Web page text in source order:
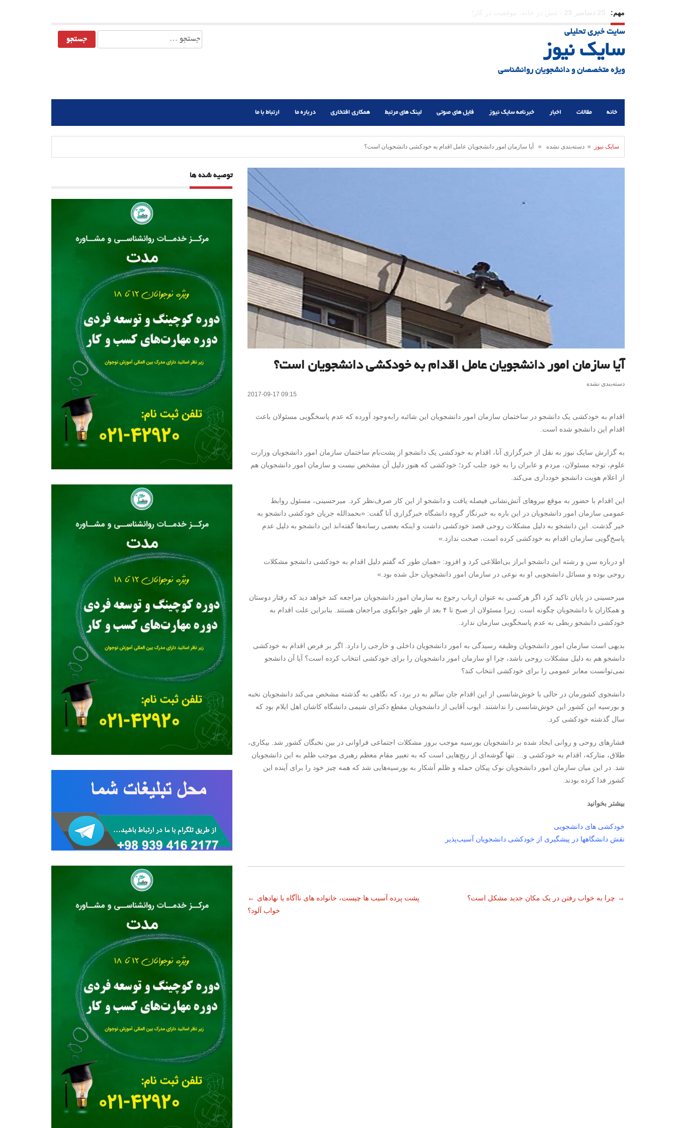
مهم:
21 دسامبر 25
سایت خبری تحلیلی
سایک نیوز
ویژه متخصصان و دانشجویان روانشناسی
جستجو
برای:
خانه مقالات اخبار خبرنامه سایک نیوز فایل های صوتی لینک های مرتبط همکاری افتخاری درباره ما ارتباط با ما
سایک نیوز » دسته‌بندی نشده » آیا سازمان امور دانشجویان عامل اقدام به خودکشی دانشجویان است؟
آیا سازمان امور دانشجویان عامل اقدام به خودکشی دانشجویان است؟
دسته‌بندی نشده
2017-09-17 09:15
اقدام به خودکشی یک دانشجو در ساختمان سازمان امور دانشجویان این شائبه رابه‌وجود آورده که عدم پاسخگویی مسئولان باعث
اقدام این دانشجو شده‌ است.
به گزارش سایک نیوز به نقل از خبرگزاری آنا، اقدام به خودکشی یک دانشجو از پشت‌بام ساختمان سازمان امور دانشجویان وزارت
علوم، توجه مسئولان، مردم و عابران را به خود جلب کرد؛ خودکشی که هنوز دلیل آن مشخص نیست و سازمان امور دانشجویان هم
از اعلام هویت دانشجو خودداری می‌کند.
این اقدام با حضور به موقع نیروهای آتش‌نشانی فیصله یافت و دانشجو از این کار صرف‌نظر کرد. میرحسینی، مسئول روابط
عمومی سازمان امور دانشجویان در این باره به خبرنگار گروه دانشگاه خبرگزاری آنا گفت: «بحمدالله جریان خودکشی دانشجو به
خیر گذشت. این دانشجو به دلیل مشکلات روحی قصد خودکشی داشت و اینکه بعضی رسانه‌ها گفته‌اند این دانشجو به دلیل عدم
پاسخ‌گویی سازمان اقدام به خودکشی کرده است، صحت ندارد.»
او درباره سن و رشته این دانشجو ابراز بی‌اطلاعی کرد و افزود: «همان طور که گفتم دلیل اقدام به خودکشی دانشجو مشکلات
روحی بوده و مسائل دانشجویی او به نوعی در سازمان امور دانشجویان حل شده بود.»
میرحسینی در پایان تاکید کرد اگر هرکسی به عنوان ارباب رجوع به سازمان امور دانشجویان مراجعه کند خواهد دید که رفتار دوستان
و همکاران با دانشجویان چگونه است. زیرا مسئولان از صبح تا ۴ بعد از ظهر جوابگوی مراجعان هستند. بنابراین علت اقدام به
خودکشی دانشجو ربطی به عدم پاسخگویی سازمان ندارد.
بدیهی است سازمان امور دانشجویان وظیفه رسیدگی به امور دانشجویان داخلی و خارجی را دارد. اگر بر فرض اقدام به خودکشی
دانشجو هم به دلیل مشکلات روحی باشد، چرا او سازمان امور دانشجویان را برای خودکشی انتخاب کرده است؟ آیا آن دانشجو
نمی‌توانست معابر عمومی را برای خودکشی انتخاب کند؟
دانشجوی کشورمان در حالی با خوش‌شانسی از این اقدام جان سالم به در برد، که نگاهی به گذشته مشخص می‌کند دانشجویان نخبه
و بورسیه این کشور این خوش‌شانسی را نداشتند. ایوب آقایی از دانشجویان مقطع دکترای شیمی دانشگاه کاشان اهل ایلام بود که
سال گذشته خودکشی کرد.
فشارهای روحی و روانی ایجاد شده بر دانشجویان بورسیه موجب بروز مشکلات اجتماعی فراوانی در بین نخبگان کشور شد. بیکاری،
طلاق، متارکه، اقدام به خودکشی و… تنها گوشه‌ای از رنج‌هایی است که به تعبیر مقام معظم رهبری موجب ظلم به این دانشجویان
شد. در این میان سازمان امور دانشجویان نوک پیکان حمله و ظلم آشکار به بورسیه‌هایی شد که همه چیز خود را برای آینده این
کشور فدا کرده بودند.
بیشتر بخوانید
خودکشی‌ های دانشجویی
نقش دانشگاهها در پیشگیری از خودکشی دانشجویان آسیب‌پذیر
ناوبری
← پشت پرده آسیب ها چیست، خانواده های ناآگاه یا نهادهای
خواب آلود؟
چرا به خواب رفتن در یک مکان جدید مشکل است؟ →
توصیه شده ها